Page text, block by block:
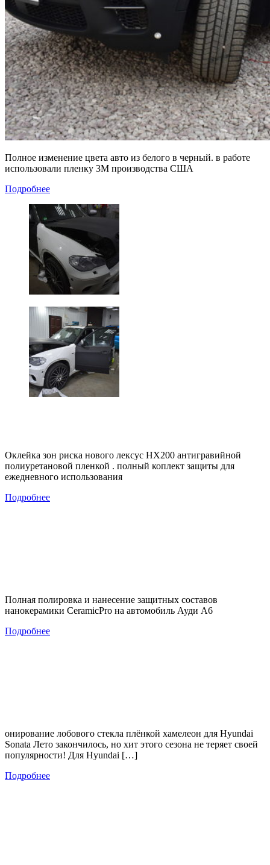
Полное изменение цвета авто из белого в черный. в работе
использовали пленку 3М производства США
Подробнее
Оклейка зон риска нового лексус НХ200 антигравийной
полиуретановой пленкой . полный коплект защиты для
ежедневного использования
Подробнее
Полная полировка и нанесение защитных составов
нанокерамики CeramicPro на автомобиль Ауди А6
Подробнее
онирование лобового стекла плёнкой хамелеон для Hyundai
Sonata Лето закончилось, но хит этого сезона не теряет своей
популярности! Для Hyundai […]
Подробнее